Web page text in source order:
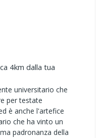
4km dalla tua
universitario che
per testate
è anche l'artefice
che ha vinto un
padronanza della